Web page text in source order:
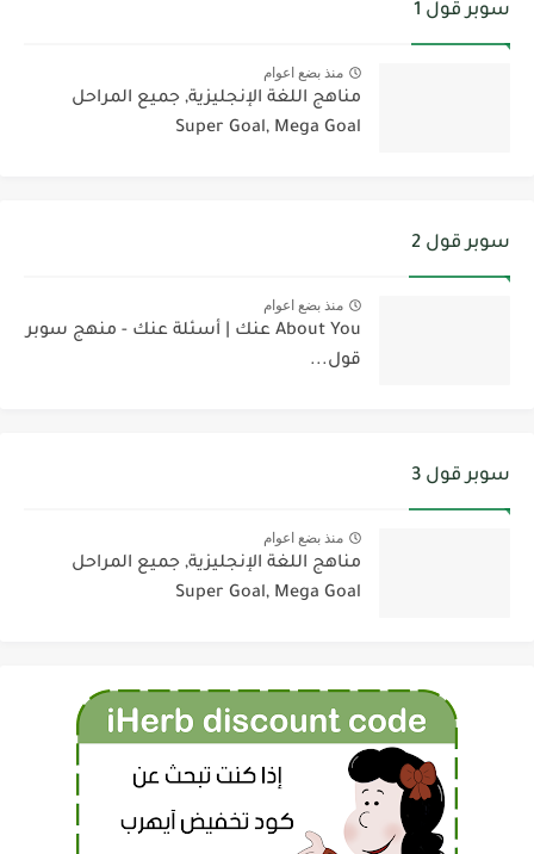
سوبر قول 1
منذ بضع اعوام
مناهج اللغة الإنجليزية, جميع المراحل
Super Goal, Mega Goal
سوبر قول 2
منذ بضع اعوام
About You عنك | أسئلة عنك - منهج سوبر
قول...
سوبر قول 3
منذ بضع اعوام
مناهج اللغة الإنجليزية, جميع المراحل
Super Goal, Mega Goal